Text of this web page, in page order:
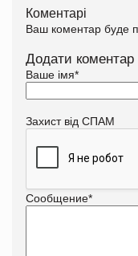
Коментарі
Ваш коментар буде
Додати коментар
Ваше імя*
Захист від СПАМ
Сообщение*